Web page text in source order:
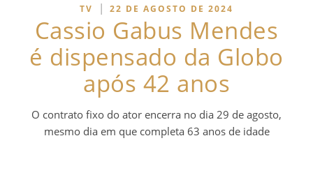
TV | 22 DE AGOSTO DE 2024
Cassio Gabus Mendes
é dispensado da Globo
após 42 anos
O contrato fixo do ator encerra no dia 29 de agosto,
mesmo dia em que completa 63 anos de idade